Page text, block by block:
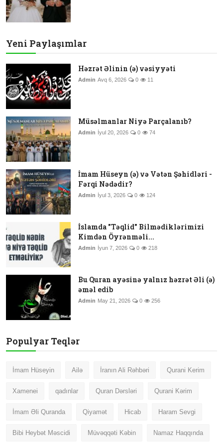
Yeni Paylaşımlar
Həzrət Əlinin (ə) vəsiyyəti
Admin Avq 6, 2026 0 11
Müsəlmanlar Niyə Parçalanıb?
Admin İyul 20, 2026 0 74
İmam Hüseyn (ə) və Vətən Şəhidləri -
Fərqi Nədədir?
Admin İyul 3, 2026 0 124
İslamda "Təqlid" Bilmədiklərimizi
Kimdən Öyrənməli...
Admin İyun 7, 2026 0 218
Bu Quran ayəsinə yalnız həzrət Əli (ə)
əməl edib
Admin May 21, 2026 0 256
Populyar Teqlər
İmam Hüseyin Ailə İranın Ali Rəhbəri Qurani Kerim
Xamenei qadınlar Quran Dərsləri Qurani Kərim
İmam Əli Quranda Qiyamət Hicab Haram Sevgi
Bibi Heybət Məscidi Müvəqqəti Kəbin Namaz Haqqında